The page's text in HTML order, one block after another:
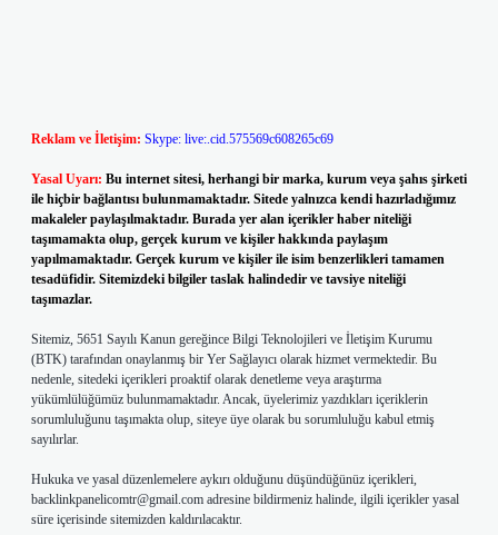
Reklam ve İletişim: Skype: live:.cid.575569c608265c69
Yasal Uyarı: Bu internet sitesi, herhangi bir marka, kurum veya şahıs şirketi
ile hiçbir bağlantısı bulunmamaktadır. Sitede yalnızca kendi hazırladığımız
makaleler paylaşılmaktadır. Burada yer alan içerikler haber niteliği
taşımamakta olup, gerçek kurum ve kişiler hakkında paylaşım
yapılmamaktadır. Gerçek kurum ve kişiler ile isim benzerlikleri tamamen
tesadüfidir. Sitemizdeki bilgiler taslak halindedir ve tavsiye niteliği
taşımazlar.
Sitemiz, 5651 Sayılı Kanun gereğince Bilgi Teknolojileri ve İletişim Kurumu
(BTK) tarafından onaylanmış bir Yer Sağlayıcı olarak hizmet vermektedir. Bu
nedenle, sitedeki içerikleri proaktif olarak denetleme veya araştırma
yükümlülüğümüz bulunmamaktadır. Ancak, üyelerimiz yazdıkları içeriklerin
sorumluluğunu taşımakta olup, siteye üye olarak bu sorumluluğu kabul etmiş
sayılırlar.
Hukuka ve yasal düzenlemelere aykırı olduğunu düşündüğünüz içerikleri,
backlinkpanelicomtr@gmail.com adresine bildirmeniz halinde, ilgili içerikler yasal
süre içerisinde sitemizden kaldırılacaktır.